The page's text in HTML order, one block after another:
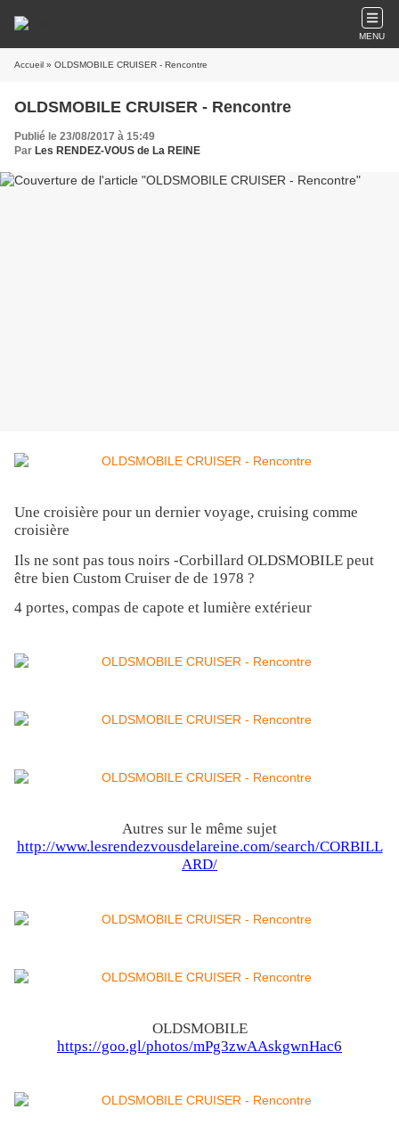
MENU
Accueil » OLDSMOBILE CRUISER - Rencontre
OLDSMOBILE CRUISER - Rencontre
Publié le 23/08/2017 à 15:49
Par Les RENDEZ-VOUS de La REINE
Une croisière pour un dernier voyage, cruising comme
croisière
Ils ne sont pas tous noirs -Corbillard OLDSMOBILE peut
être bien Custom Cruiser de de 1978 ?
4 portes, compas de capote et lumière extérieur
Autres sur le même sujet
http://www.lesrendezvousdelareine.com/search/CORBILL
ARD/
OLDSMOBILE
https://goo.gl/photos/mPg3zwAAskgwnHac6